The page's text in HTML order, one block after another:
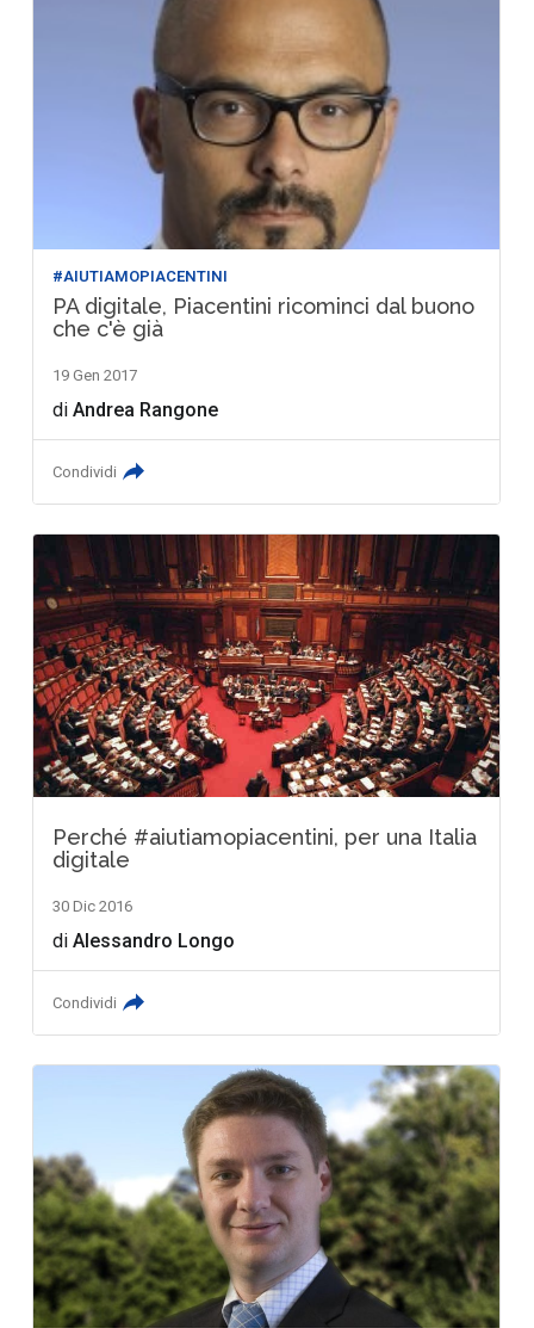
#AIUTIAMOPIACENTINI
PA digitale, Piacentini ricominci dal buono
che c'è già
19 Gen 2017
diAndrea Rangone
Condividi
Perché #aiutiamopiacentini, per una Italia
digitale
30 Dic 2016
diAlessandro Longo
Condividi